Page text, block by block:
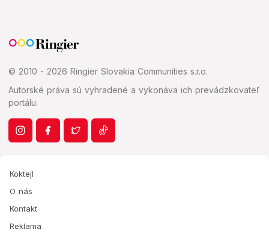
© 2010 - 2026 Ringier Slovakia Communities s.r.o.
Autorské práva sú vyhradené a vykonáva ich prevádzkovateľ
portálu.
Koktejl
O nás
Kontakt
Reklama